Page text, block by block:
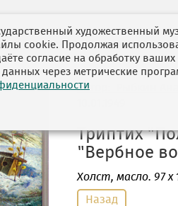
автор: Рыбкин
Триптих
"Вербное
Холст, масло. 97 х
Назад
художественный
cookie. Продолжая
согласие на обработку ваших
через метрические